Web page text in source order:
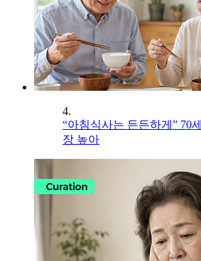
4.
“아침식사는 든든하게” 70
장 높아